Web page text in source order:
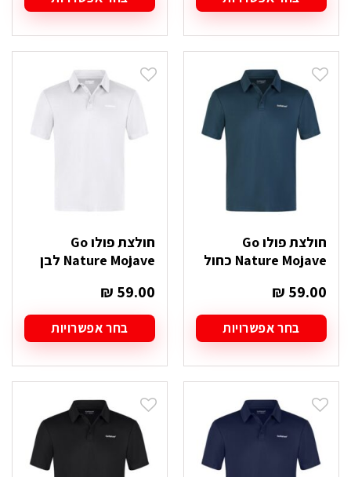
זה
יש
סוגים.
ניתן
לבחור
את
האפשרויות
זה
יש
סוגים.
ניתן
האפשרויות
חולצת פולו Go
Nature Mojave כחול
₪ 59.00
בחר אפשרויות
זה
יש
סוגים.
ניתן
לבחור
את
האפשרויות
חולצת פולו Go
Nature Mojave לבן
₪ 59.00
בחר אפשרויות
זה
יש
סוגים.
ניתן
לבחור
את
האפשרויות